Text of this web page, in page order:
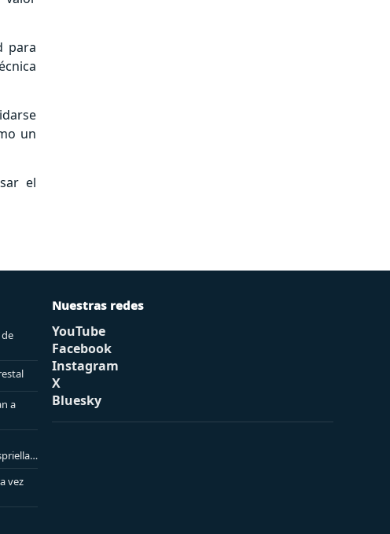
para
un
el
a
vez
Nuestras redes
YouTube
Facebook
Instagram
X
Bluesky